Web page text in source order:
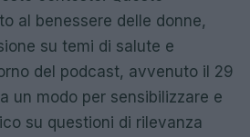
al benessere delle donne,
su temi di salute e
del podcast, avvenuto il 29
un modo per sensibilizzare e
su questioni di rilevanza